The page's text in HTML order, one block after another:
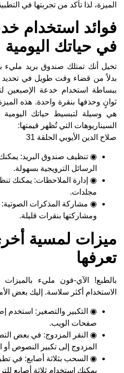
الميزة، لذا تأكد من تجربتها في
فوائد استخدام
في حياتك اليومية
تخيل أنك تمتلك صندوق بريد مليء
بدلاً من قضاء وقت طويل في
ببساطة استخدام خدعة الإصبعين
ثوانٍ وحذفها بنقرة واحدة. هذه
هي وسيلة لتبسيط حياتك اليومية
السيناريوهات التي تُظهر قيمتها:
صلاح الدين الأيوبي الحلقة 31
◉ تنظيف صندوق البريد:
الرسائل الترويجية بسهولة.
◉ إدارة الملاحظات: يمكنك
مجلدات.
◉ مشاركة المذكرات
ومشاركتها بنقرات قليلة.
ميزات لمسية
تعرفها
بالطبع! الآي-فون مليء
الاستخدام أكثر سلاسة. إليك بعض
◉ التكبير والتصغير: استخدم
صفحات الويب.
◉ النقر المزدوج: في بعض
المزدوج إلى تكبير النصوص أو
◉ السحب بثلاثة أصابع: في
يمكنك استخدام ثلاثة أصابع